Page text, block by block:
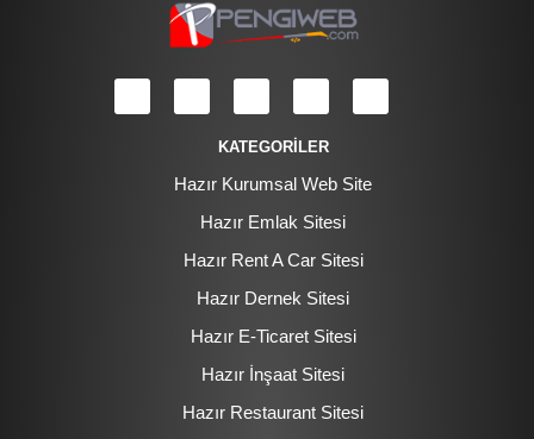
KATEGORİLER
Hazır Kurumsal Web Site
Hazır Emlak Sitesi
Hazır Rent A Car Sitesi
Hazır Dernek Sitesi
Hazır E-Ticaret Sitesi
Hazır İnşaat Sitesi
Hazır Restaurant Sitesi